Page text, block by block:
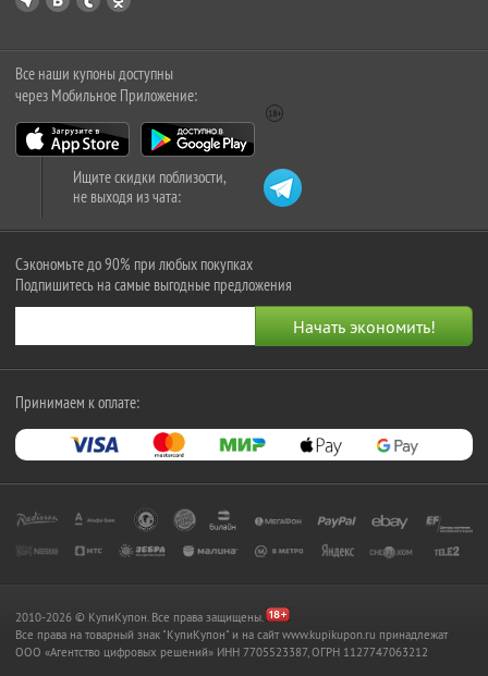
Все наши купоны доступны
через Мобильное Приложение:
Ищите скидки поблизости,
не выходя из чата:
Сэкономьте до 90% при любых покупках
Подпишитесь на самые выгодные предложения
Принимаем к оплате:
2010-2026 © КупиКупон. Все права защищены.
Все права на товарный знак "КупиКупон" и на сайт www.kupikupon.ru принадлежат
OOO «Агентство цифровых решений» ИНН 7705523387, ОГРН 1127747063212